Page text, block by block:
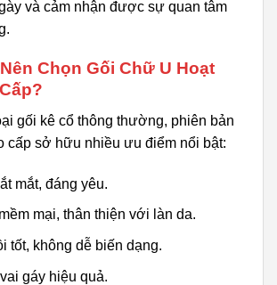
và cảm nhận được sự quan tâm
Chọn Gối Chữ U Hoạt
gối kê cổ thông thường, phiên bản
cấp sở hữu nhiều ưu điểm nổi bật:
mắt, đáng yêu.
mại, thân thiện với làn da.
tốt, không dễ biến dạng.
gáy hiệu quả.